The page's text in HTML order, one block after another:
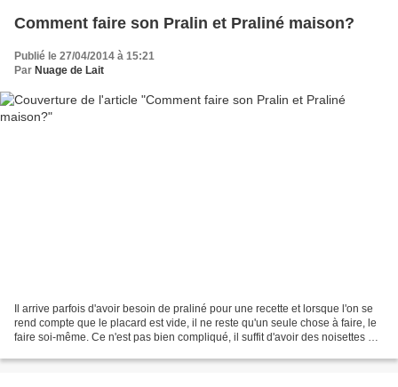
Comment faire son Pralin et Praliné maison?
Publié le 27/04/2014 à 15:21
Par Nuage de Lait
Il arrive parfois d'avoir besoin de praliné pour une recette et lorsque l'on se
rend compte que le placard est vide, il ne reste qu'un seule chose à faire, le
faire soi-même. Ce n'est pas bien compliqué, il suffit d'avoir des noisettes ou